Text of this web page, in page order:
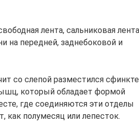
лента, сальниковая
на передней, заднебоковой и
со слепой разместился
который обладает формой
где соединяются эти отделы
как полумесяц или лепесток.